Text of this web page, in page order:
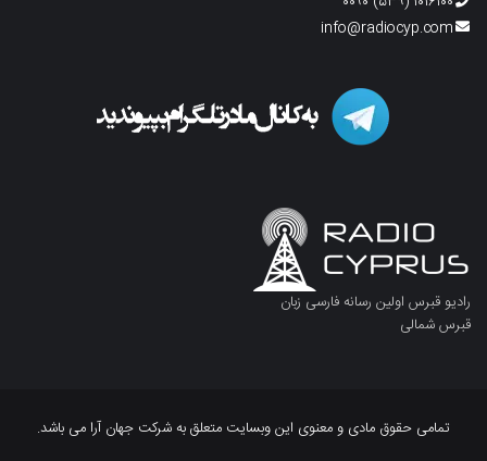
info@radiocyp.com
رادیو قبرس اولین رسانه فارسی زبان
قبرس شمالی
تمامی حقوق مادی و معنوی این وبسایت متعلق به شرکت جهان آرا می باشد.